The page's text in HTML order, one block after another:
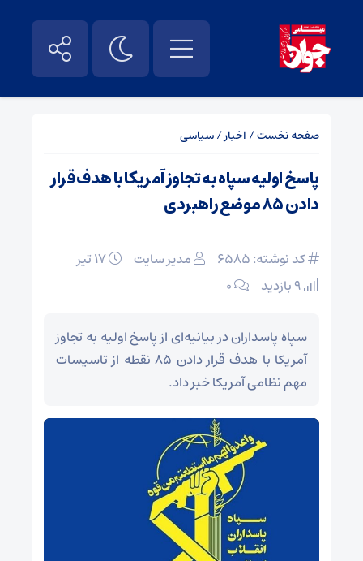
صفحه نخست/ اخبار/سیاسی
پاسخ اولیه سپاه به تجاوز آمریکا با هدف قرار
دادن ۸۵ موضع راهبردی
کد نوشته: 6585 مدیر سایت
۰
سپاه پاسداران در بیانیه‌ای از پاسخ اولیه به تجاوز
آمریکا با هدف قرار دادن ۸۵ نقطه از تاسیسات
مهم نظامی آمریکا خبر داد.